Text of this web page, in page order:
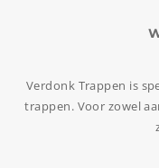
Verdonk Trappen is
trappen. Voor zowel